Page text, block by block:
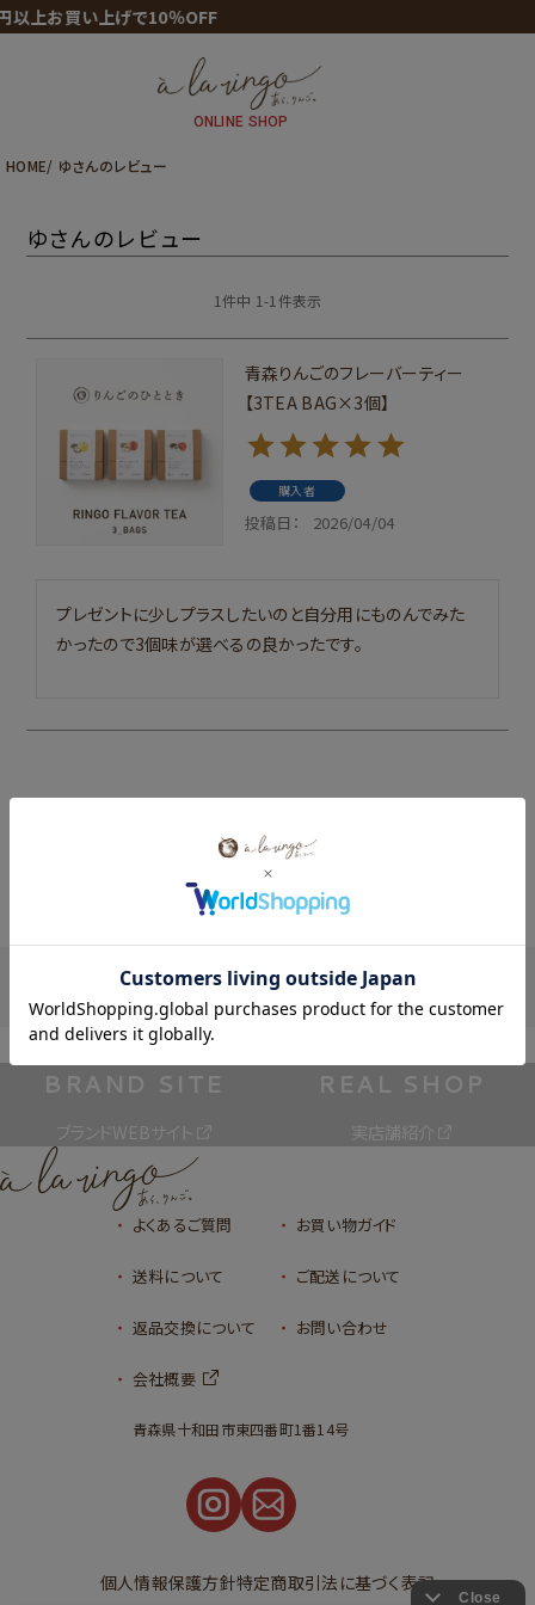
上お買い上げで10％OFF
ONLINE SHOP
HOME ゆさんのレビュー
ゆさんのレビュー
1件中 1-1件表示
青森りんごのフレーバーティー
【3TEA BAG×3個】
購入者
投稿日 2026/04/04
プレゼントに少しプラスしたいのと自分用にものんでみた
かったので3個味が選べるの良かったです。
HISTORY
閲覧履歴
BRAND SITE
ブランドWEBサイト
REAL SHOP
実店舗紹介
よくあるご質問 お買い物ガイド
送料について ご配送について
返品交換について お問い合わせ
会社概要
青森県十和田市東四番町1番14号
個人情報保護方針特定商取引法に基づく表記